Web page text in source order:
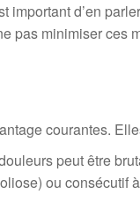
important d’en
pas minimiser ces
courantes.
peut être
ou